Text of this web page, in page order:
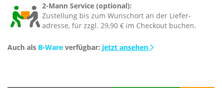
2-Mann Service (optional):
Zustellung bis zum Wunschort an der Liefer-
adresse, für zzgl. 29,90 € im Checkout buchen.
Auch als B-Ware verfügbar: jetzt ansehen